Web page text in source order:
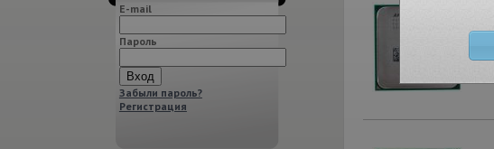
E-mail
Пароль
Забыли пароль?
Регистрация